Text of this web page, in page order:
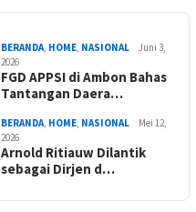
BERANDA, HOME, NASIONAL
Juni 3,
2026
FGD APPSI di Ambon Bahas
Tantangan Daera…
BERANDA, HOME, NASIONAL
Mei 12,
2026
Arnold Ritiauw Dilantik
sebagai Dirjen d…